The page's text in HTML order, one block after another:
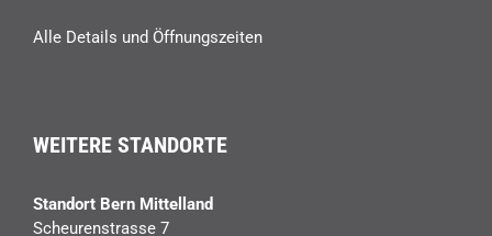
Alle Details und Öffnungszeiten
WEITERE STANDORTE
Standort Bern Mittelland
Scheurenstrasse 7